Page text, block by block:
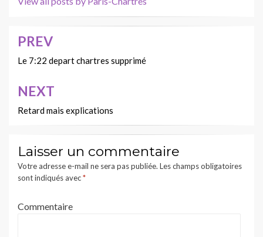
Navigation
de
l’article
PREV
Le 7:22 depart chartres supprimé
NEXT
Retard mais explications
Laisser un commentaire
Votre adresse e-mail ne sera pas publiée. Les champs obligatoires
sont indiqués avec*
Commentaire